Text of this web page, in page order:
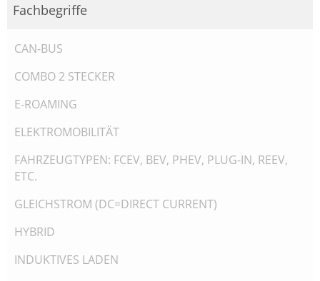
Fachbegriffe
CAN-BUS
COMBO 2 STECKER
E-ROAMING
ELEKTROMOBILITÄT
FAHRZEUGTYPEN: FCEV, BEV, PHEV, PLUG-IN, REEV,
ETC.
GLEICHSTROM (DC=DIRECT CURRENT)
HYBRID
INDUKTIVES LADEN